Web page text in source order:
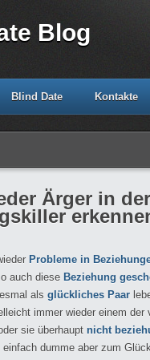
Blog
Blind Date Kontakte
Ärger in
Probleme in
auch diese Beziehung
als glückliches Paar
immer wieder einem
sie überhaupt nicht
einfach dumme aber zum